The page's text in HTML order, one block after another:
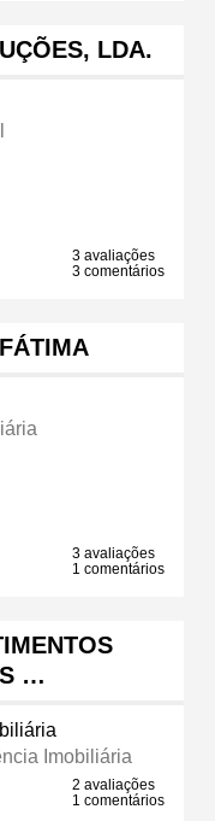
LDA.
3 avaliações
3 comentários
3 avaliações
1 comentários
…
Imobiliária
2 avaliações
1 comentários